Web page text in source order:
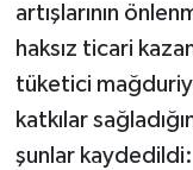
artışlarının
haksız ticari
tüketici
katkılar
şunlar kaydedildi: